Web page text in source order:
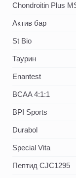
Chondroitin Plus
Актив бар
St Bio
Таурин
Enantest
BCAA 4:1:1
BPI Sports
Durabol
Special Vita
Пептид CJC1295